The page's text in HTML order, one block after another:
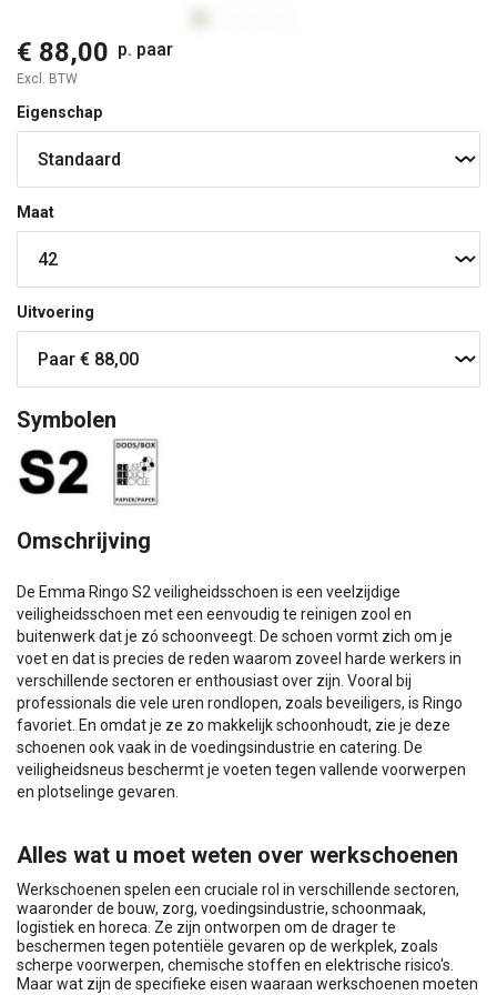
€ 88,00 p. paar
Excl. BTW
Eigenschap
Maat
Uitvoering
Symbolen
Omschrijving
De Emma Ringo S2 veiligheidsschoen is een veelzijdige
veiligheidsschoen met een eenvoudig te reinigen zool en
buitenwerk dat je zó schoonveegt. De schoen vormt zich om je
voet en dat is precies de reden waarom zoveel harde werkers in
verschillende sectoren er enthousiast over zijn. Vooral bij
professionals die vele uren rondlopen, zoals beveiligers, is Ringo
favoriet. En omdat je ze zo makkelijk schoonhoudt, zie je deze
schoenen ook vaak in de voedingsindustrie en catering. De
veiligheidsneus beschermt je voeten tegen vallende voorwerpen
en plotselinge gevaren.
Alles wat u moet weten over werkschoenen
Werkschoenen spelen een cruciale rol in verschillende sectoren,
waaronder de bouw, zorg, voedingsindustrie, schoonmaak,
logistiek en horeca. Ze zijn ontworpen om de drager te
beschermen tegen potentiële gevaren op de werkplek, zoals
scherpe voorwerpen, chemische stoffen en elektrische risico's.
Maar wat zijn de specifieke eisen waaraan werkschoenen moeten